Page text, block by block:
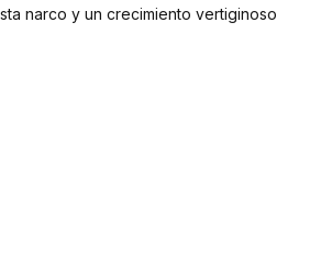
narco y un crecimiento vertiginoso